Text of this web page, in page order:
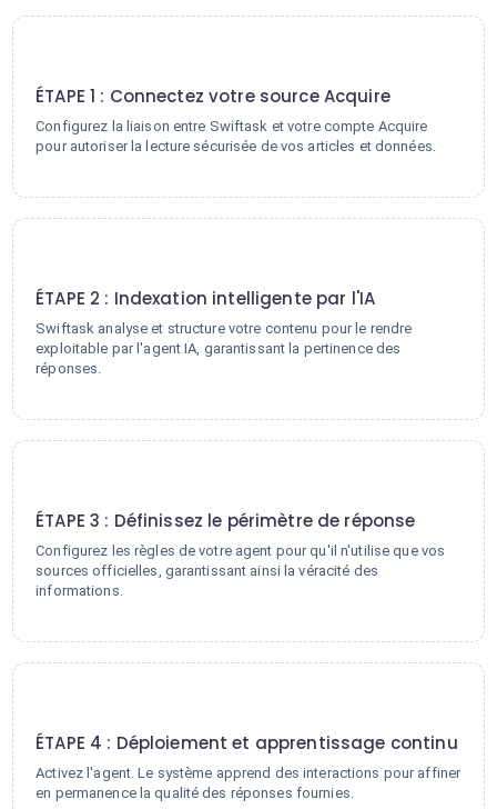
ÉTAPE 1 : Connectez votre source Acquire
Configurez la liaison entre Swiftask et votre compte Acquire
pour autoriser la lecture sécurisée de vos articles et données.
ÉTAPE 2 : Indexation intelligente par l'IA
Swiftask analyse et structure votre contenu pour le rendre
exploitable par l'agent IA, garantissant la pertinence des
réponses.
ÉTAPE 3 : Définissez le périmètre de réponse
Configurez les règles de votre agent pour qu'il n'utilise que vos
sources officielles, garantissant ainsi la véracité des
informations.
ÉTAPE 4 : Déploiement et apprentissage continu
Activez l'agent. Le système apprend des interactions pour affiner
en permanence la qualité des réponses fournies.